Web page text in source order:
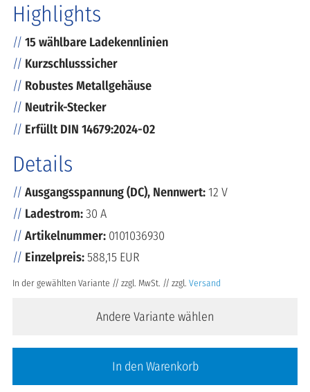
Highlights
15 wählbare Ladekennlinien
Kurzschlusssicher
Robustes Metallgehäuse
Neutrik-Stecker
Erfüllt DIN 14679:2024-02
Details
Ausgangsspannung (DC), Nennwert:12 V
Ladestrom:30 A
Artikelnummer: 0101036930
Einzelpreis:588,15 EUR
In der gewählten Variante // zzgl. MwSt. // zzgl. Versand
Andere Variante wählen
In den Warenkorb